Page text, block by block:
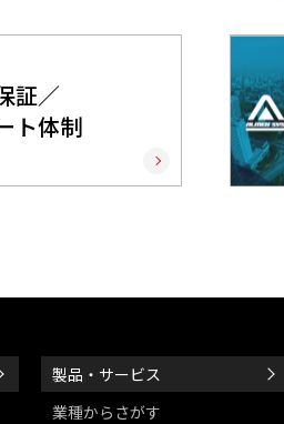
証／
ト体制
製品・サービス
業種からさがす